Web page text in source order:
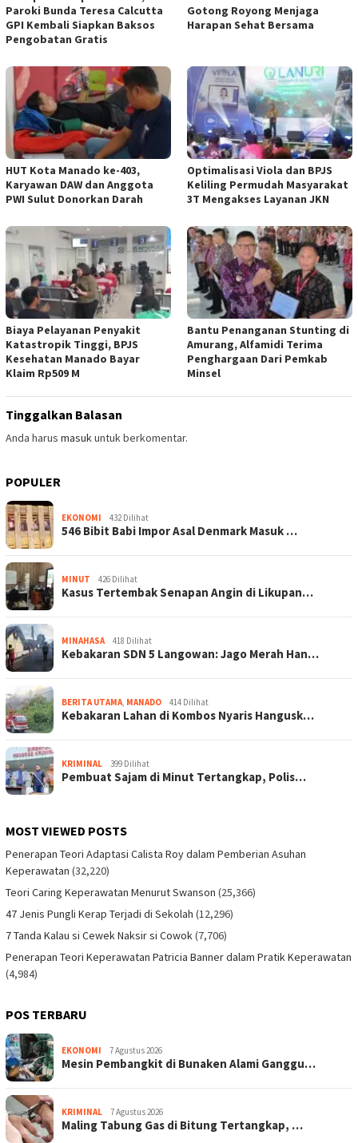
Paroki Bunda Teresa Calcutta
GPI Kembali Siapkan Baksos
Pengobatan Gratis
Gotong Royong Menjaga
Harapan Sehat Bersama
HUT Kota Manado ke-403,
Karyawan DAW dan Anggota
PWI Sulut Donorkan Darah
Optimalisasi Viola dan BPJS
Keliling Permudah Masyarakat
3T Mengakses Layanan JKN
Biaya Pelayanan Penyakit
Katastropik Tinggi, BPJS
Kesehatan Manado Bayar
Klaim Rp509 M
Bantu Penanganan Stunting di
Amurang, Alfamidi Terima
Penghargaan Dari Pemkab
Minsel
Tinggalkan Balasan
Anda harus masukuntuk berkomentar.
POPULER
EKONOMI 432 Dilihat
546 Bibit Babi Impor Asal Denmark Masuk …
MINUT 426 Dilihat
Kasus Tertembak Senapan Angin di Likupan…
MINAHASA 418 Dilihat
Kebakaran SDN 5 Langowan: Jago Merah Han…
BERITA UTAMA MANADO 414 Dilihat
Kebakaran Lahan di Kombos Nyaris Hangusk…
KRIMINAL 399 Dilihat
Pembuat Sajam di Minut Tertangkap, Polis…
MOST VIEWED POSTS
Penerapan Teori Adaptasi Calista Roy dalam Pemberian Asuhan
Keperawatan (32,220)
Teori Caring Keperawatan Menurut Swanson (25,366)
47 Jenis Pungli Kerap Terjadi di Sekolah (12,296)
7 Tanda Kalau si Cewek Naksir si Cowok(7,706)
Penerapan Teori Keperawatan Patricia Banner dalam Pratik Keperawatan
(4,984)
POS TERBARU
EKONOMI 7 Agustus 2026
Mesin Pembangkit di Bunaken Alami Ganggu…
KRIMINAL 7 Agustus 2026
Maling Tabung Gas di Bitung Tertangkap, …